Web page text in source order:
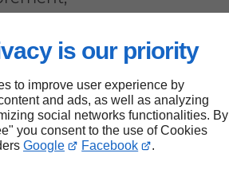
is our priority
to improve user experience by
and ads, as well as analyzing
social networks functionalities. By
you consent to the use of Cookies
Google Facebook .
des